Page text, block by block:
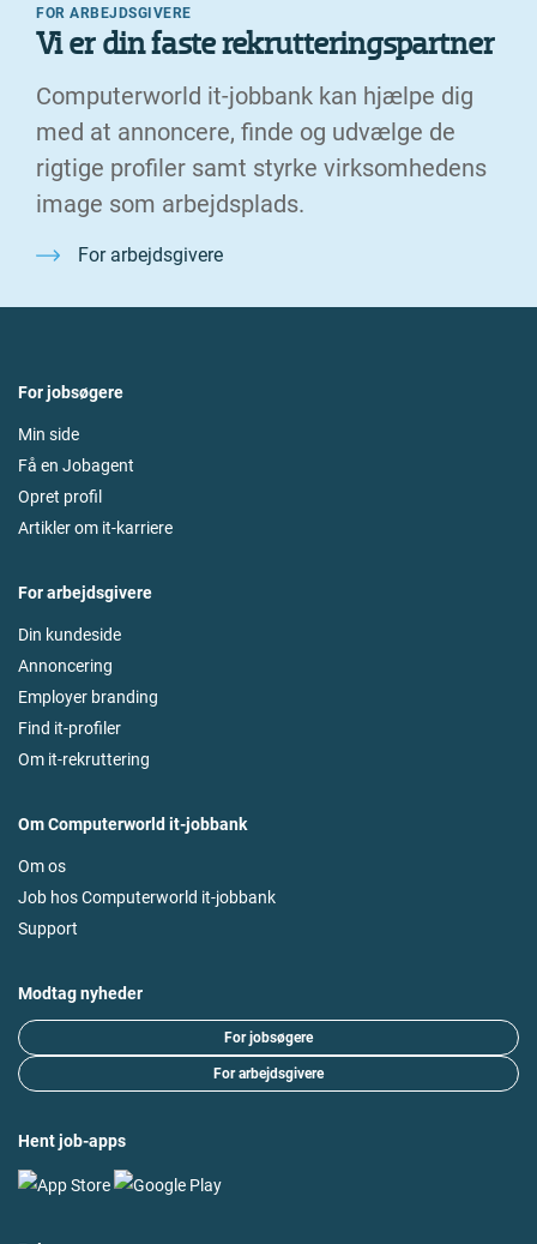
FOR ARBEJDSGIVERE
Vi er din faste rekrutteringspartner
Computerworld it-jobbank kan hjælpe dig
med at annoncere, finde og udvælge de
rigtige profiler samt styrke virksomhedens
image som arbejdsplads.
For arbejdsgivere
For jobsøgere
Min side
Få en Jobagent
Opret profil
Artikler om it-karriere
For arbejdsgivere
Din kundeside
Annoncering
Employer branding
Find it-profiler
Om it-rekruttering
Om Computerworld it-jobbank
Om os
Job hos Computerworld it-jobbank
Support
Modtag nyheder
For jobsøgere
For arbejdsgivere
Hent job-apps